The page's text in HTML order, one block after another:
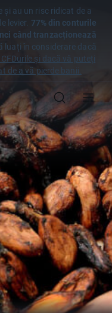
și au un risc ridicat de a
levier. 77% din conturile
când tranzacționează
luați în considerare dacă
și dacă vă puteți
de a vă pierde banii.